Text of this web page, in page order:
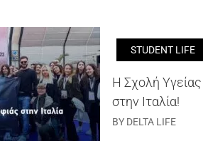
STUDENT LIFE
Η Σχολή
στην Ιταλία!
BY DELTA LIFE